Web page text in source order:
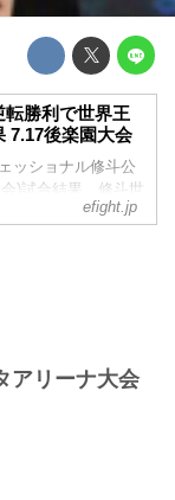
転勝利で世界王
7.17後楽園大会
ッショナル修斗公
)試合結果。修斗世
ン決定戦は、序
efight.jp
アリーナ大会